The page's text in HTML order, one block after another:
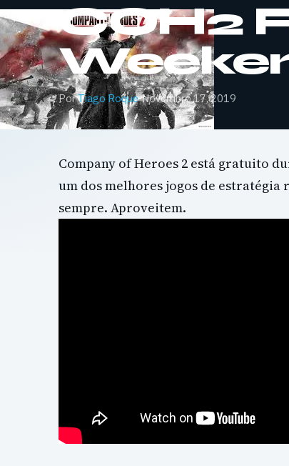
COH2
PorTiago Roque·Novembro 17, 2019
Company of Heroes 2 está gratuito
um dos melhores jogos de estratégia
sempre. Aproveitem.